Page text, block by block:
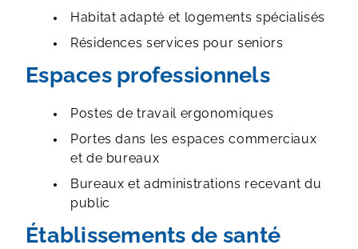
Habitat adapté et logements spécialisés
Résidences services pour seniors
Espaces professionnels
Postes de travail ergonomiques
Portes dans les espaces commerciaux
et de bureaux
Bureaux et administrations recevant du
public
Établissements de santé